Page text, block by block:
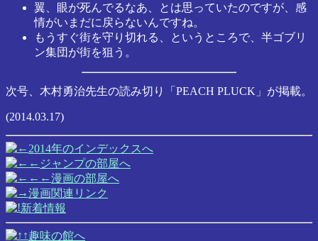
翼、眼が死んでるなあ、とは思っていたのですが、感
情がいまだに戻らないんですね。
もうすぐ街を守り切れる、というところで、半ゴブリ
ン集団が街を狙う。
次号、木村勇治先生の読み切り「PEACH PLUCK」が掲載。
(2014.03.17)
2014年のインデックスへ
ジャンプの部屋へ
漫画の部屋へ
漫画関連リンク
新着情報
趣味の館へ